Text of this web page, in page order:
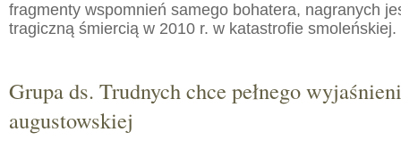
fragmenty wspomnień samego bohatera, nagranych
tragiczną śmiercią w 2010 r. w katastrofie smoleńskiej.
Grupa ds. Trudnych chce pełnego
augustowskiej